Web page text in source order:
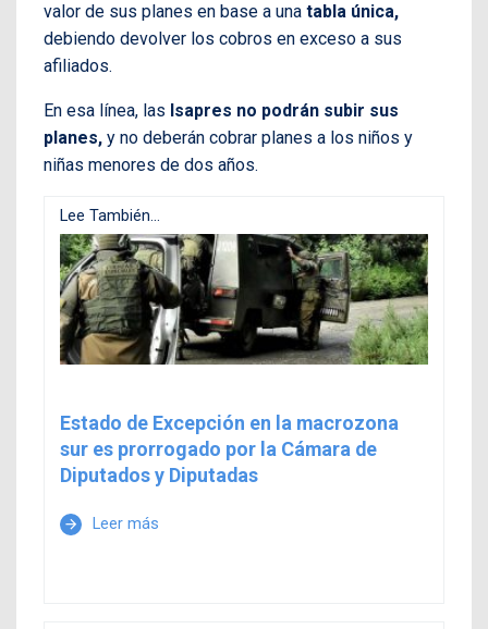
valor de sus planes en base a una tabla única,
debiendo devolver los cobros en exceso a sus
afiliados.
En esa línea, las Isapres no podrán subir sus
planes, y no deberán cobrar planes a los niños y
niñas menores de dos años.
Lee También...
Estado de Excepción en la macrozona
sur es prorrogado por la Cámara de
Diputados y Diputadas
arrow_forward Leer más